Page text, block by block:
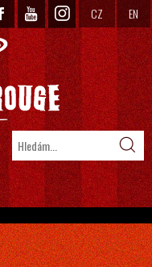
CZ EN